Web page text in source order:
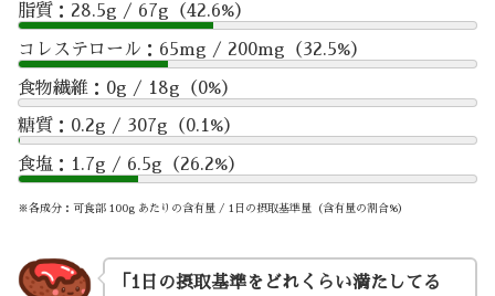
脂質：28.5g / 67g（42.6%）
コレステロール：65mg / 200mg（32.5%）
食物繊維：0g / 18g（0%）
糖質：0.2g / 307g（0.1%）
食塩：1.7g / 6.5g（26.2%）
※各成分：可食部 100g あたりの含有量 / 1日の摂取基準量（含有量の割合%）
「1日の摂取基準をどれくらい満たしてる